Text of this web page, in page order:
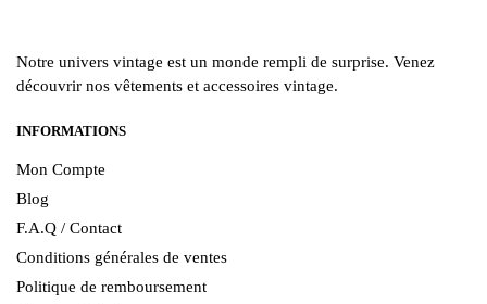
Notre univers vintage est un monde rempli de surprise. Venez
découvrir nos vêtements et accessoires vintage.
INFORMATIONS
Mon Compte
Blog
F.A.Q / Contact
Conditions générales de ventes
Politique de remboursement